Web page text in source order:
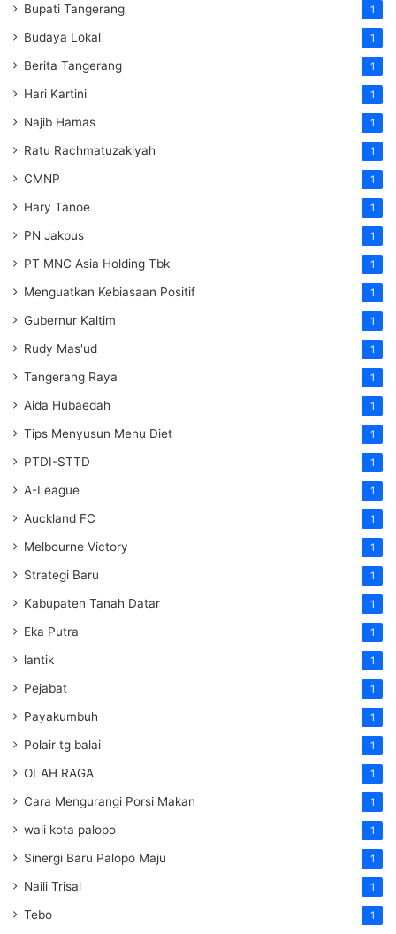
Bupati Tangerang 1
Budaya Lokal 1
Berita Tangerang 1
Hari Kartini 1
Najib Hamas 1
Ratu Rachmatuzakiyah 1
CMNP 1
Hary Tanoe 1
PN Jakpus 1
PT MNC Asia Holding Tbk 1
Menguatkan Kebiasaan Positif 1
Gubernur Kaltim 1
Rudy Mas'ud 1
Tangerang Raya 1
Aida Hubaedah 1
Tips Menyusun Menu Diet 1
PTDI-STTD 1
A-League 1
Auckland FC 1
Melbourne Victory 1
Strategi Baru 1
Kabupaten Tanah Datar 1
Eka Putra 1
lantik 1
Pejabat 1
Payakumbuh 1
Polair tg balai 1
OLAH RAGA 1
Cara Mengurangi Porsi Makan 1
wali kota palopo 1
Sinergi Baru Palopo Maju 1
Naili Trisal 1
Tebo 1